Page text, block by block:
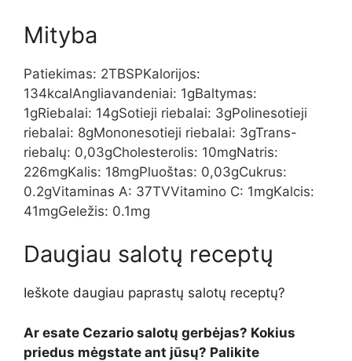
Mityba
Patiekimas: 2TBSPKalorijos:
134kcalAngliavandeniai: 1gBaltymas:
1gRiebalai: 14gSotieji riebalai: 3gPolinesotieji
riebalai: 8gMononesotieji riebalai: 3gTrans-
riebalų: 0,03gCholesterolis: 10mgNatris:
226mgKalis: 18mgPluoštas: 0,03gCukrus:
0.2gVitaminas A: 37TVVitamino C: 1mgKalcis:
41mgGeležis: 0.1mg
Daugiau salotų receptų
Ieškote daugiau paprastų salotų receptų?
Ar esate Cezario salotų gerbėjas? Kokius
priedus mėgstate ant jūsų? Palikite